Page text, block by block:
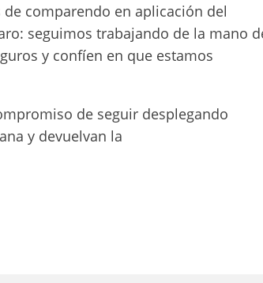
comparendo en aplicación del
seguimos trabajando de la mano
y confíen en que estamos
de seguir desplegando
y devuelvan la